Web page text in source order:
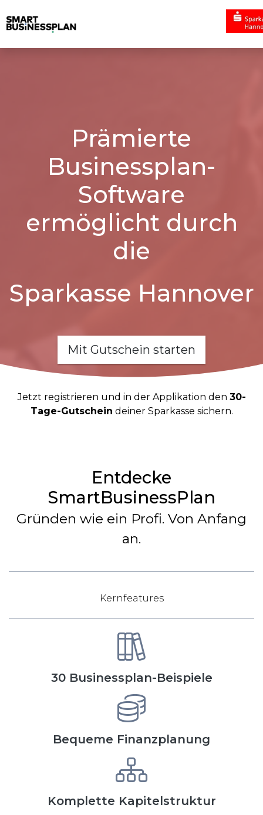
Prämierte
Businessplan-
Software
ermöglicht durch
die
Sparkasse Hannover
Mit Gutschein starten
Jetzt registrieren und in der Applikation den 30-
Tage-Gutschein deiner Sparkasse sichern.
Entdecke
SmartBusinessPlan
Gründen wie ein Profi. Von Anfang
an.
Kernfeatures
30 Businessplan-Beispiele
Bequeme Finanzplanung
Komplette Kapitelstruktur